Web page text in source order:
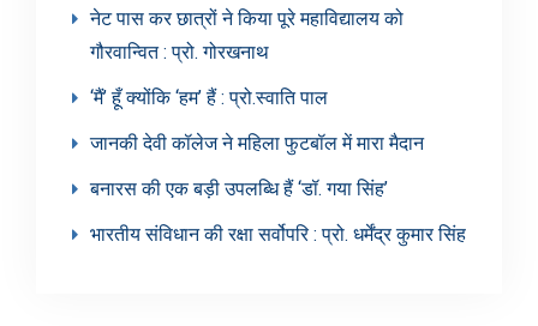
नेट पास कर छात्रों ने किया पूरे महाविद्यालय को
गौरवान्वित : प्रो. गोरखनाथ
‘मैं’ हूँ क्योंकि ‘हम’ हैं : प्रो.स्वाति पाल
जानकी देवी कॉलेज ने महिला फुटबॉल में मारा मैदान
बनारस की एक बड़ी उपलब्धि हैं ‘डॉ. गया सिंह’
भारतीय संविधान की रक्षा सर्वोपरि : प्रो. धर्मेंद्र कुमार सिंह